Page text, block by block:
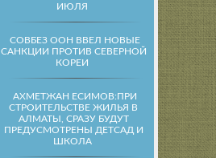
ИЮЛЯ
СОВБЕЗ ООН ВВЕЛ НОВЫЕ
САНКЦИИ ПРОТИВ СЕВЕРНОЙ
КОРЕИ
АХМЕТЖАН ЕСИМОВ:ПРИ
СТРОИТЕЛЬСТВЕ ЖИЛЬЯ В
АЛМАТЫ, СРАЗУ БУДУТ
ПРЕДУСМОТРЕНЫ ДЕТСАД И
ШКОЛА